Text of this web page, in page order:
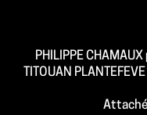
PHILIPPE CHAMAUX
TITOUAN